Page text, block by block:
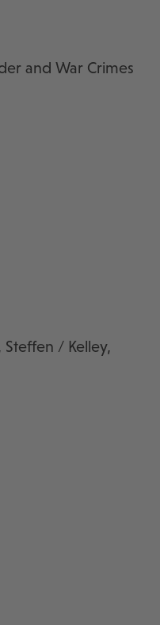
and War Crimes
Steffen / Kelley,